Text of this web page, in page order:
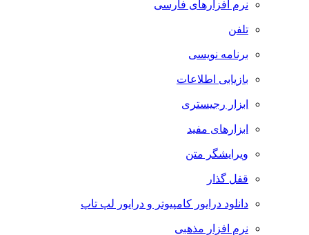
نرم افزارهای فارسی
تلفن
برنامه نویسی
بازیابی اطلاعات
ابزار رجیستری
ابزارهای مفید
ویرایشگر متن
قفل گذار
دانلود درایور کامپیوتر و درایور لپ تاپ
نرم افزار مذهبی